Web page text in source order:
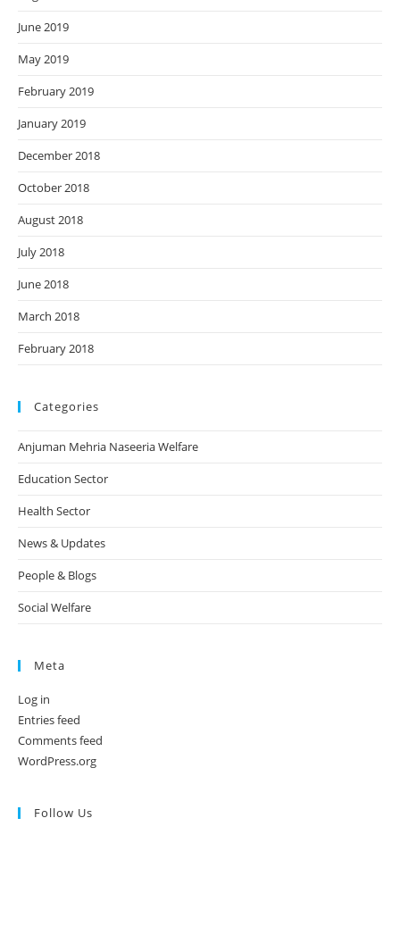
June 2019
May 2019
February 2019
January 2019
December 2018
October 2018
August 2018
July 2018
June 2018
March 2018
February 2018
Categories
Anjuman Mehria Naseeria Welfare
Education Sector
Health Sector
News & Updates
People & Blogs
Social Welfare
Meta
Log in
Entries feed
Comments feed
WordPress.org
Follow Us